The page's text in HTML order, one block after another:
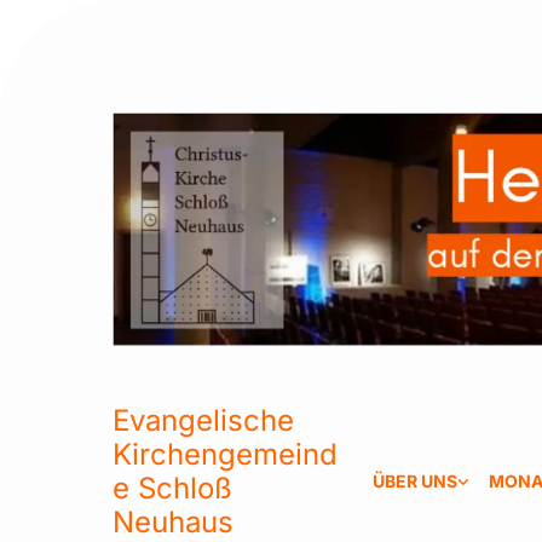
Evangelische
Kirchengemeind
e Schloß
Neuhaus
ÜBER UNS